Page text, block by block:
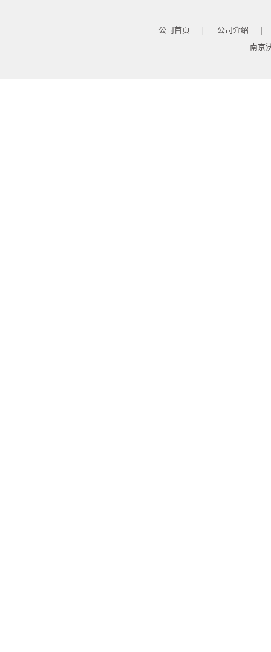
公司首页 | 公司介绍 |
南京